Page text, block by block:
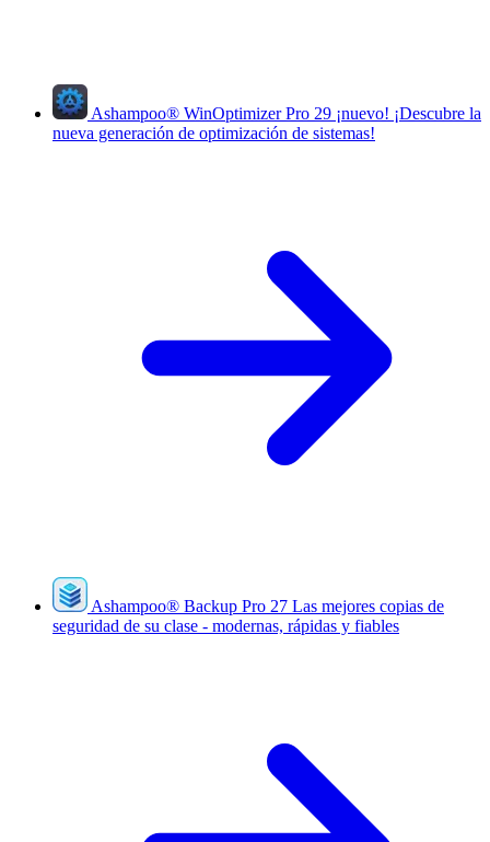
Ashampoo® WinOptimizer Pro 29 ¡nuevo! ¡Descubre la
nueva generación de optimización de sistemas!
Ashampoo® Backup Pro 27 Las mejores copias de
seguridad de su clase - modernas, rápidas y fiables